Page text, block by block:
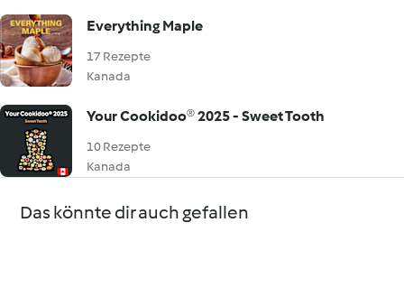
Everything Maple
17 Rezepte
Kanada
Your Cookidoo® 2025 - Sweet Tooth
10 Rezepte
Kanada
Das könnte dir auch gefallen